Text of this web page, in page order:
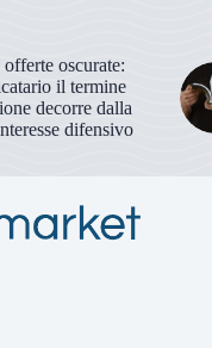
oscurate:
il termine
decorre dalla
difensivo